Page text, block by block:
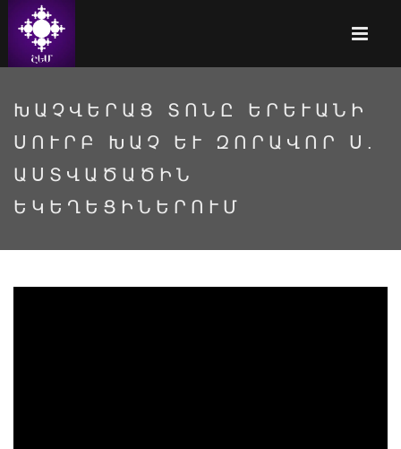
ԽԱՉՎԵՐԱՑ ՏՈՆԸ ԵՐԵՒԱՆԻ Ս
ՈՒՐԲ ԽԱՉ ԵՒ ԶՈՐԱՎՈՐ Ս. ԱՍ
ՏՎԱԾԱԾԻՆ ԵԿ
ԵՂԵՑԻՆԵՐՈՒՄ